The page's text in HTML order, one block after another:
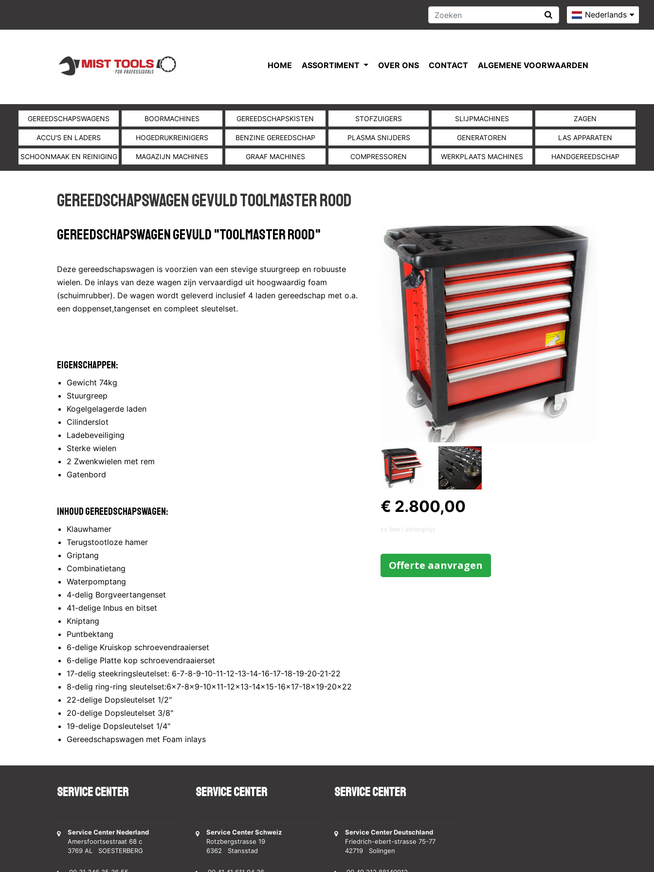
Nederlands
HOME ASSORTIMENT OVER ONS CONTACT ALGEMENE VOORWAARDEN
GEREEDSCHAPSWAGENS BOORMACHINES GEREEDSCHAPSKISTEN STOFZUIGERS SLIJPMACHINES ZAGEN
ACCU'S EN LADERS HOGEDRUKREINIGERS BENZINE GEREEDSCHAP PLASMA SNIJDERS GENERATOREN LAS APPARATEN
SCHOONMAAK EN REINIGING MAGAZIJN MACHINES GRAAF MACHINES COMPRESSOREN WERKPLAATS MACHINES HANDGEREEDSCHAP
Gereedschapswagen gevuld toolmaster rood
€ 2.800,00
ex. btw / adviesprijs
Offerte aanvragen
Gereedschapswagen gevuld "Toolmaster rood"
Deze gereedschapswagen is voorzien van een stevige stuurgreep en robuuste
wielen. De inlays van deze wagen zijn vervaardigd uit hoogwaardig foam
(schuimrubber). De wagen wordt geleverd inclusief 4 laden gereedschap met o.a.
een doppenset,tangenset en compleet sleutelset.
Eigenschappen:
Gewicht 74kg
Stuurgreep
Kogelgelagerde laden
Cilinderslot
Ladebeveiliging
Sterke wielen
2 Zwenkwielen met rem
Gatenbord
Inhoud gereedschapswagen:
Klauwhamer
Terugstootloze hamer
Griptang
Combinatietang
Waterpomptang
4-delig Borgveertangenset
41-delige Inbus en bitset
Kniptang
Puntbektang
6-delige Kruiskop schroevendraaierset
6-delige Platte kop schroevendraaierset
17-delig steekringsleutelset: 6-7-8-9-10-11-12-13-14-16-17-18-19-20-21-22
8-delig ring-ring sleutelset:6x7-8x9-10x11-12x13-14x15-16x17-18x19-20x22
22-delige Dopsleutelset 1/2"
20-delige Dopsleutelset 3/8"
19-delige Dopsleutelset 1/4"
Gereedschapswagen met Foam inlays
Service Center
Service Center Nederland
Amersfoortsestraat 68 c
3769 AL SOESTERBERG
Service Center
Service Center Schweiz
Rotzbergstrasse 19
6362 Stansstad
Service Center
Service Center Deutschland
Friedrich-ebert-strasse 75-77
42719 Solingen